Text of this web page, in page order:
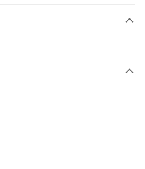
付款。
付」後，將跳轉至「AFTEE先享後付」
通知簡訊。
擊此簡訊中的連結，可透過四大超商／
款，方視為交易完成。
上)免運費
上)免運費
上)免運費